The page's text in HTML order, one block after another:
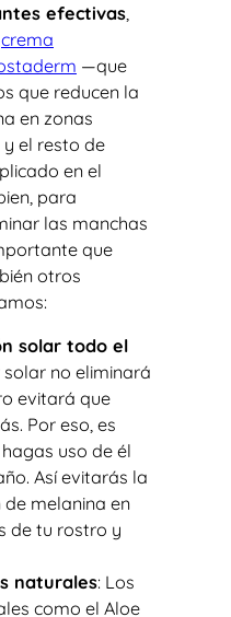
efectivas,
crema
—que
que reducen la
en zonas
el resto de
en el
para
las manchas
que
otros
solar todo el
no eliminará
evitará que
Por eso, es
uso de él
Así evitarás la
melanina en
de tu rostro y
naturales: Los
como el Aloe